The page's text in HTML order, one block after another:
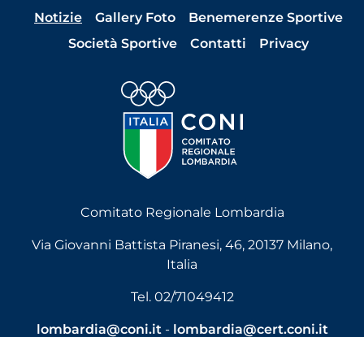
Notizie Gallery Foto
Benemerenze Sportive
Società Sportive
Contatti Privacy
Comitato Regionale Lombardia
Via Giovanni Battista Piranesi, 46, 20137 Milano,
Italia
Tel. 02/71049412
lombardia@coni.it- lombardia@cert.coni.it